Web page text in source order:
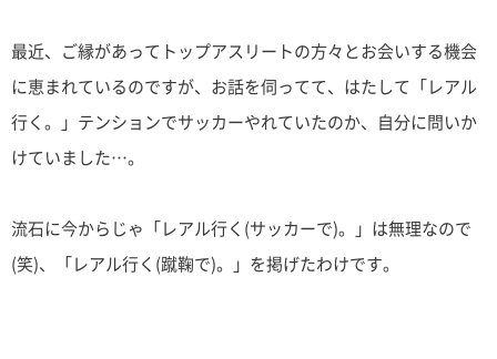
最近、ご縁があってトップアスリートの方々とお会いする機会
に恵まれているのですが、お話を伺ってて、はたして「レアル
行く。」テンションでサッカーやれていたのか、自分に問いか
けていました…。
流石に今からじゃ「レアル行く(サッカーで)。」は無理なので
(笑)、「レアル行く(蹴鞠で)。」を掲げたわけです。